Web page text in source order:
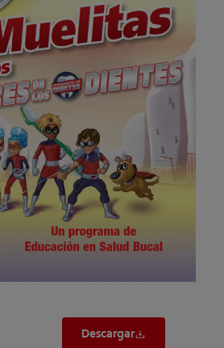
PARA PROFESIONALES
CL (ES)
SUSCRÍBASE
Descargar